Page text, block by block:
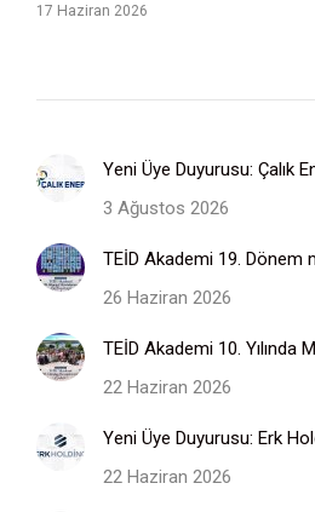
17 Haziran 2026
Yeni Üye Duyurusu: Çalık
3 Ağustos 2026
TEİD Akademi 19. Dönem
26 Haziran 2026
TEİD Akademi 10. Yılında
22 Haziran 2026
Yeni Üye Duyurusu: Erk
22 Haziran 2026